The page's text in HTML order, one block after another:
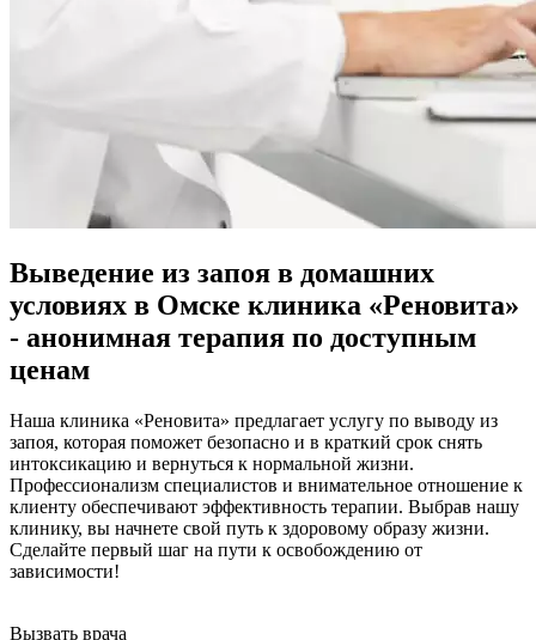
Выведение из запоя в домашних
условиях в Омске клиника «Реновита»
- анонимная терапия по доступным
ценам
Наша клиника «Реновита» предлагает услугу по выводу из
запоя, которая поможет безопасно и в краткий срок снять
интоксикацию и вернуться к нормальной жизни.
Профессионализм специалистов и внимательное отношение к
клиенту обеспечивают эффективность терапии. Выбрав нашу
клинику, вы начнете свой путь к здоровому образу жизни.
Сделайте первый шаг на пути к освобождению от
зависимости!
Вызвать врача